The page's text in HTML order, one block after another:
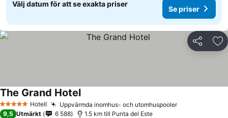
Välj datum för att se exakta priser
Se priser
Dela
5 Stjärnor Hotell Uppvärmda inomhus- och utomhuspooler
The Grand Hotel
9,5 Utmärkt 6 588 1.5 km till Punta del Este